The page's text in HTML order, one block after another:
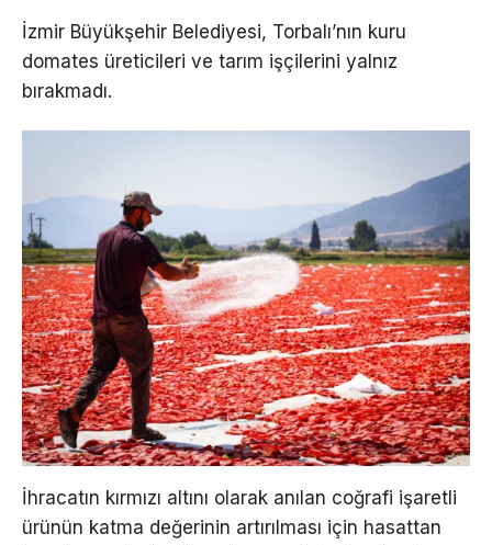
İzmir Büyükşehir Belediyesi, Torbalı’nın kuru
domates üreticileri ve tarım işçilerini yalnız
bırakmadı.
İhracatın kırmızı altını olarak anılan coğrafi işaretli
ürünün katma değerinin artırılması için hasattan